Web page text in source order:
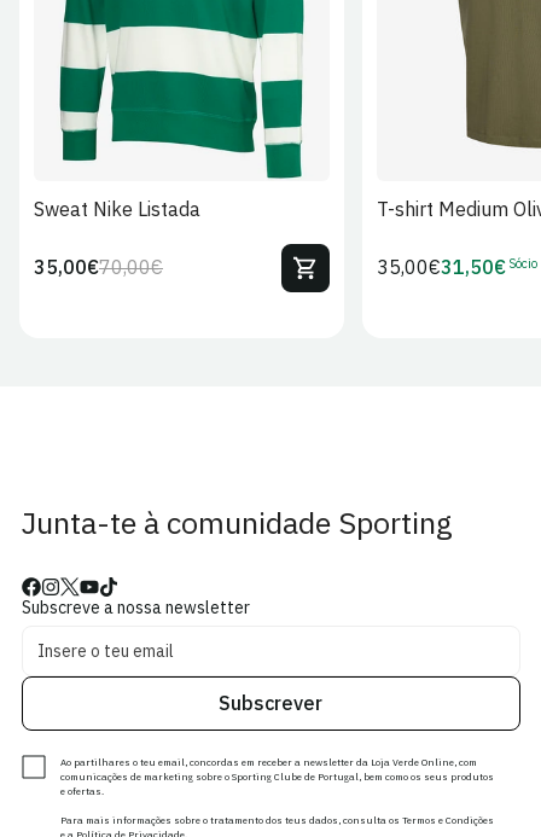
Sweat Nike Listada
Preço
70,00€Preço
35,00€
T-shirt Medium
Preço
35,00€Preço
31,50€ Sócio
Junta-te à comunidade Sporting
Subscreve a nossa newsletter
Subscrever
Ao partilhares o teu email, concordas em receber a newsletter da Loja Verde Online, com
comunicações de marketing sobre o Sporting Clube de Portugal, bem como os seus produtos
e ofertas.
Para mais informações sobre o tratamento dos teus dados, consulta os Termos e Condições
e a Política de Privacidade.